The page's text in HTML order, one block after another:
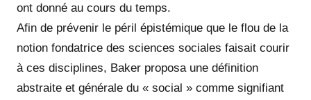
ont donné au cours du temps.
Afin de prévenir le péril épistémique que le flou de la
notion fondatrice des sciences sociales faisait courir
à ces disciplines, Baker proposa une définition
abstraite et générale du « social » comme signifiant